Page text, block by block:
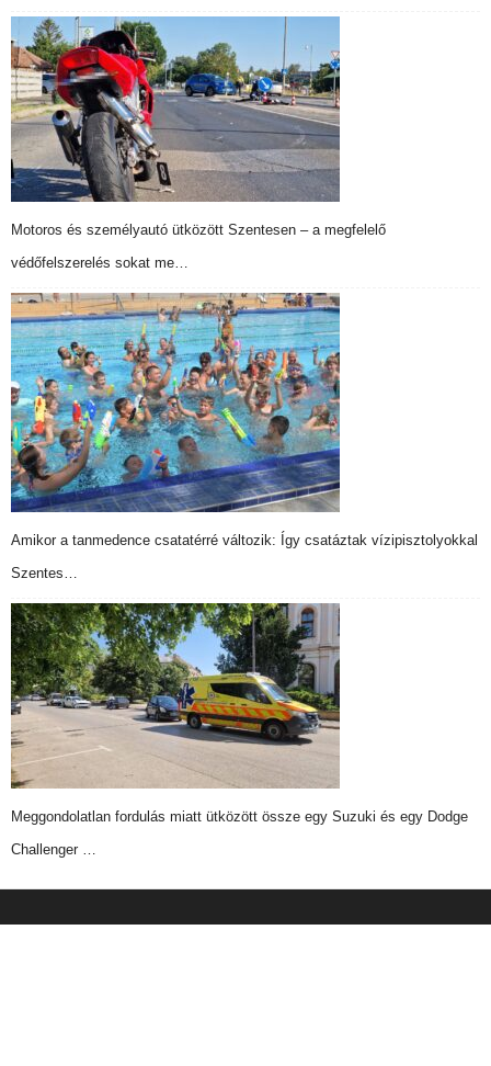
Motoros és személyautó ütközött Szentesen – a megfelelő
védőfelszerelés sokat me…
Amikor a tanmedence csatatérré változik: Így csatáztak vízipisztolyokkal
Szentes…
Meggondolatlan fordulás miatt ütközött össze egy Suzuki és egy Dodge
Challenger …